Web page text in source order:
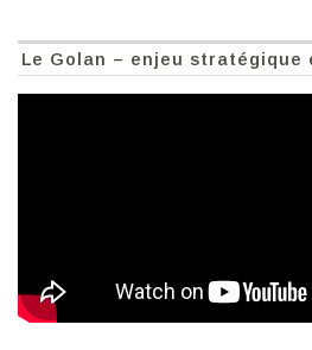
Le Golan – enjeu stratégique